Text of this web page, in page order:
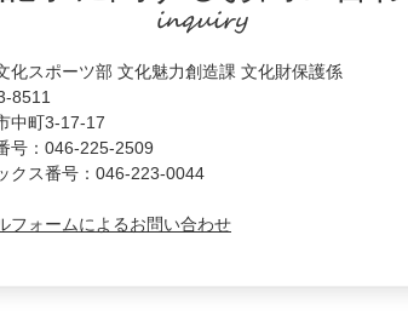
化スポーツ部 文化魅力創造課 文化財保護係
8511
中町3-17-17
号：046-225-2509
クス番号：046-223-0044
フォームによるお問い合わせ